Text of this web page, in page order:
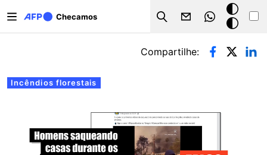
Checamos
Search
Modo
escuro
Abas primárias
Incêndios florestais
Compartilhe: